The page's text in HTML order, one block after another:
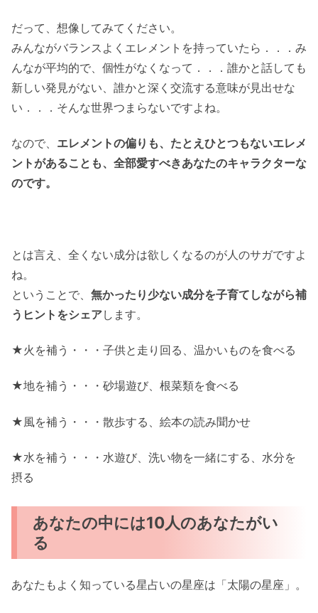
だって、想像してみてください。
みんながバランスよくエレメントを持っていたら．．．み
んなが平均的で、個性がなくなって．．．誰かと話しても
新しい発見がない、誰かと深く交流する意味が見出せな
い．．．そんな世界つまらないですよね。
なので、 エレメントの偏りも、たとえひとつもないエレメ
ントがあることも、全部愛すべきあなたのキャラクターな
のです。
とは言え、全くない成分は欲しくなるのが人のサガですよ
ね。
ということで、 無かったり少ない成分を子育てしながら補
うヒントをシェアします。
★火を補う・・・子供と走り回る、温かいものを食べる
★地を補う・・・砂場遊び、根菜類を食べる
★風を補う・・・散歩する、絵本の読み聞かせ
★水を補う・・・水遊び、洗い物を一緒にする、水分を
摂る
あなたの中には10人のあなたがい
る
あなたもよく知っている星占いの星座は「太陽の星座」。